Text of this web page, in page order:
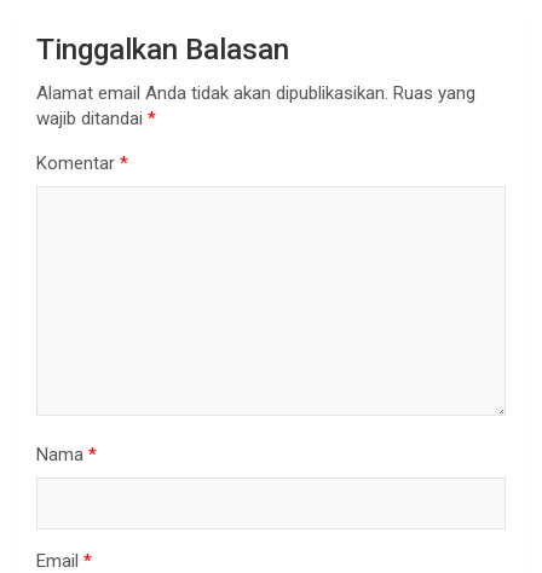
Tinggalkan Balasan
Alamat email Anda tidak akan dipublikasikan. Ruas yang
wajib ditandai *
Komentar *
Nama *
Email *